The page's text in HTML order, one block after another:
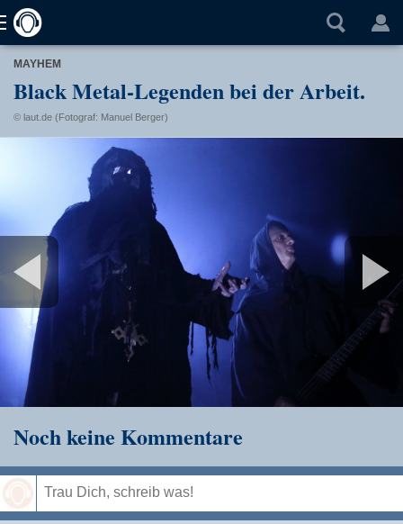
MAYHEM
Black Metal-Legenden bei der Arbeit.
© laut.de (Fotograf: Manuel Berger)
Noch keine Kommentare